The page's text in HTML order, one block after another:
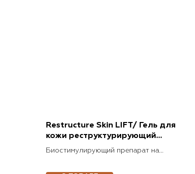
Restructure Skin LIFT/ Гель для
кожи реструктурирующий
(коллаген I)
Биостимулирующий препарат на